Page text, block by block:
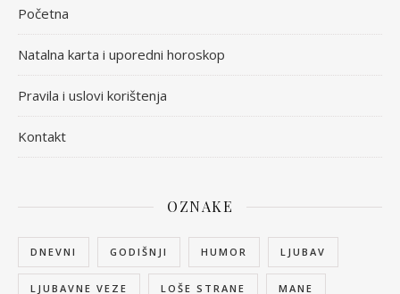
Početna
Natalna karta i uporedni horoskop
Pravila i uslovi korištenja
Kontakt
OZNAKE
DNEVNI GODIŠNJI HUMOR LJUBAV
LJUBAVNE VEZE LOŠE STRANE MANE